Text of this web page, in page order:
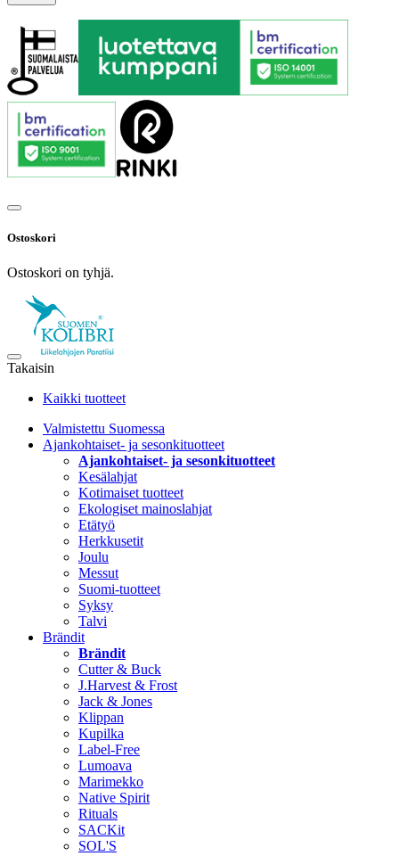
Ostoskori
Ostoskori on tyhjä.
Takaisin
Kaikki tuotteet
Valmistettu Suomessa
Ajankohtaiset- ja sesonkituotteet
Ajankohtaiset- ja sesonkituotteet
Kesälahjat
Kotimaiset tuotteet
Ekologiset mainoslahjat
Etätyö
Herkkusetit
Joulu
Messut
Suomi-tuotteet
Syksy
Talvi
Brändit
Brändit
Cutter & Buck
J.Harvest & Frost
Jack & Jones
Klippan
Kupilka
Label-Free
Lumoava
Marimekko
Native Spirit
Rituals
SACKit
SOL'S